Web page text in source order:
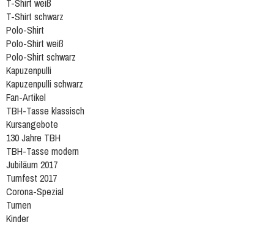
T-Shirt weiß
T-Shirt schwarz
Polo-Shirt
Polo-Shirt weiß
Polo-Shirt schwarz
Kapuzenpulli
Kapuzenpulli schwarz
Fan-Artikel
TBH-Tasse klassisch
Kursangebote
130 Jahre TBH
TBH-Tasse modern
Jubiläum 2017
Turnfest 2017
Corona-Spezial
Turnen
Kinder